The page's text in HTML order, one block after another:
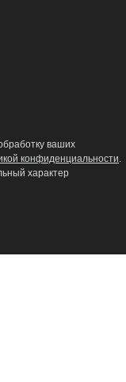
ваших
конфиденциальности.
характер